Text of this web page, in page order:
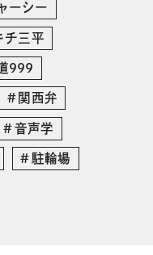
ーシー
チ三平
999
関西弁
音声学
駐輪場